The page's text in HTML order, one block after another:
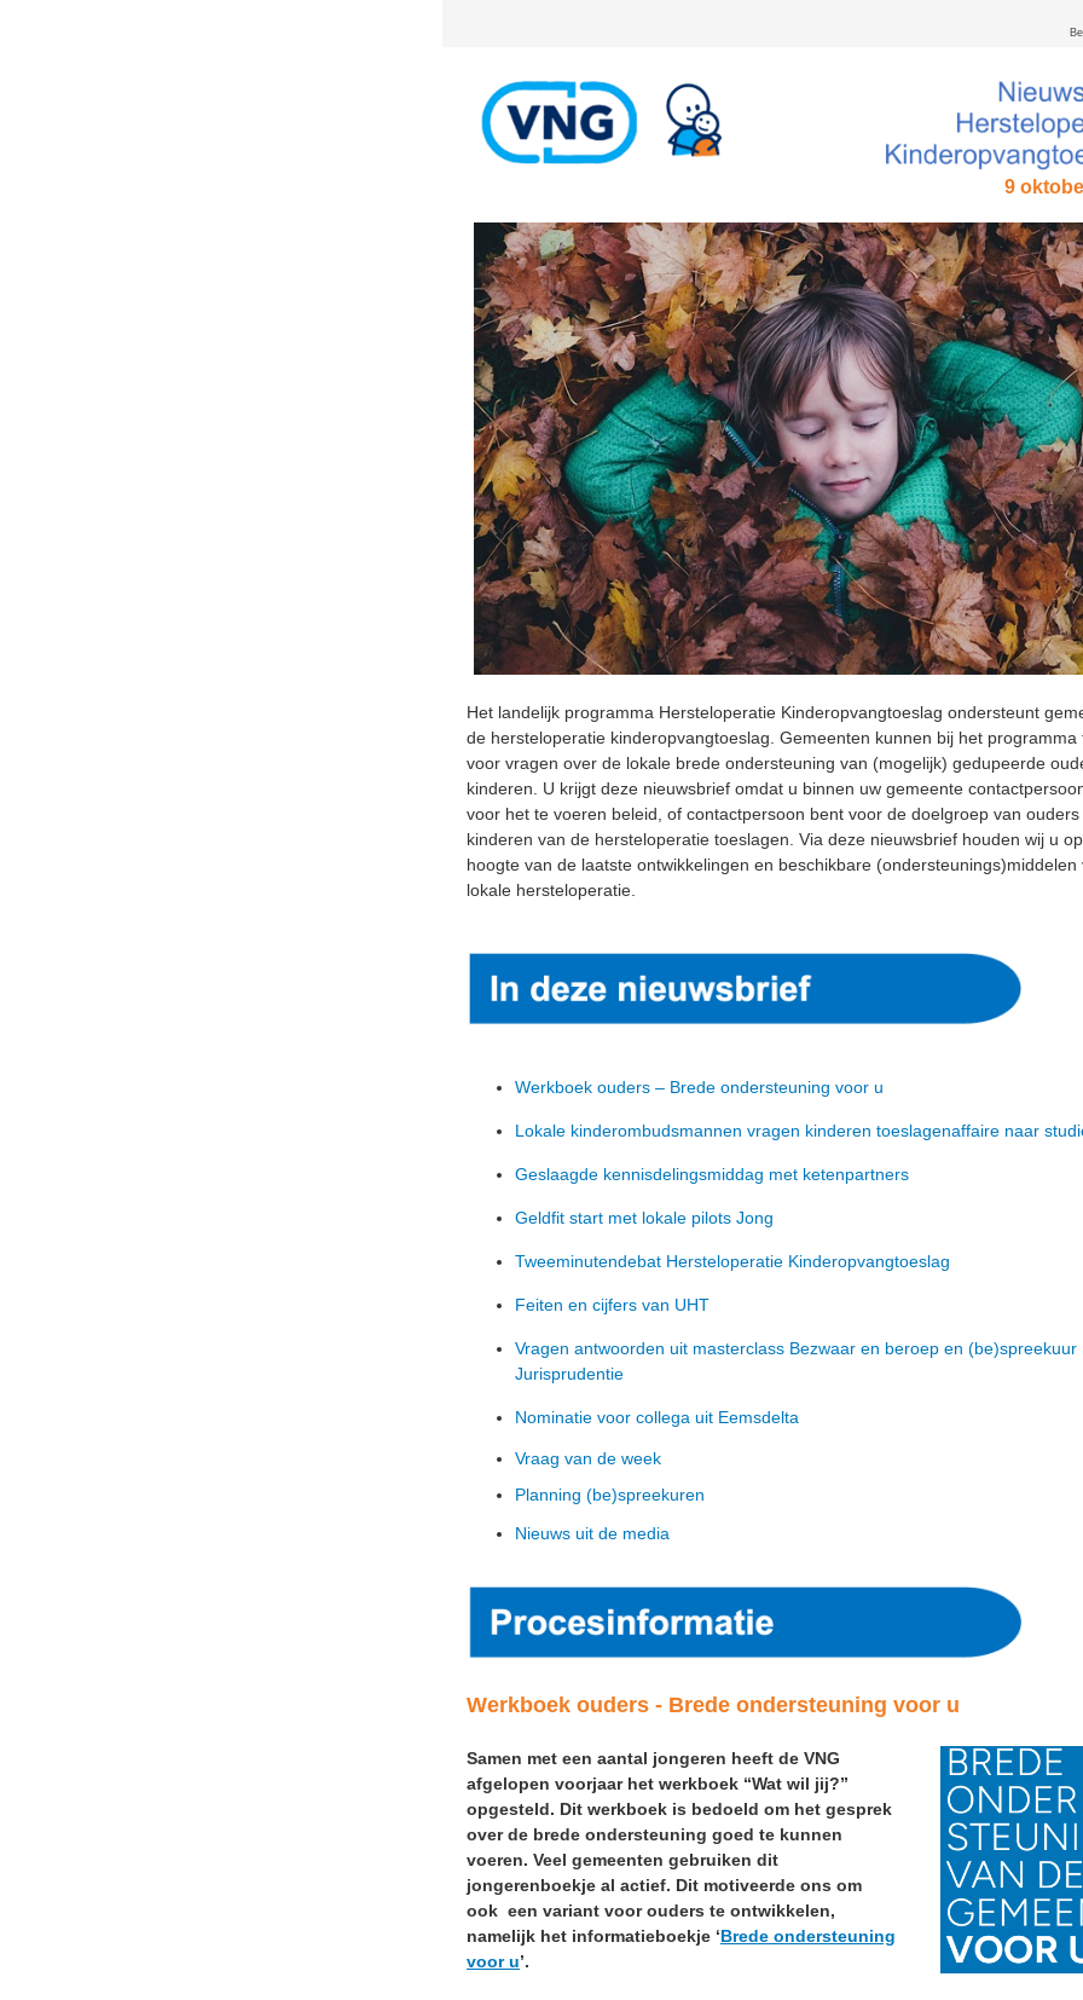
9
Het landelijk programma Hersteloperatie Kinderopvangtoeslag ondersteunt
de hersteloperatie kinderopvangtoeslag. Gemeenten kunnen bij het programma
voor vragen over de lokale brede ondersteuning van (mogelijk) gedupeerde
kinderen. U krijgt deze nieuwsbrief omdat u binnen uw gemeente
voor het te voeren beleid, of contactpersoon bent voor de doelgroep van ouders
kinderen van de hersteloperatie toeslagen. Via deze nieuwsbrief houden wij u
hoogte van de laatste ontwikkelingen en beschikbare (ondersteunings)middelen
lokale hersteloperatie.
Werkboek ouders – Brede ondersteuning voor u
Lokale kinderombudsmannen vragen kinderen toeslagenaffaire naar
Geslaagde kennisdelingsmiddag met ketenpartners
Geldfit start met lokale pilots Jong
Tweeminutendebat Hersteloperatie Kinderopvangtoeslag
Feiten en cijfers van UHT
Vragen antwoorden uit masterclass Bezwaar en beroep en (be)spreekuur
Jurisprudentie
Nominatie voor collega uit Eemsdelta
Vraag van de week
Planning (be)spreekuren
Nieuws uit de media
Werkboek ouders - Brede ondersteuning voor u
Samen met een aantal jongeren heeft de VNG
afgelopen voorjaar het werkboek “Wat wil jij?”
opgesteld. Dit werkboek is bedoeld om het gesprek
over de brede ondersteuning goed te kunnen
voeren. Veel gemeenten gebruiken dit
jongerenboekje al actief. Dit motiveerde ons om
ook een variant voor ouders te ontwikkelen,
namelijk het informatieboekje ‘Brede ondersteuning
voor u’.